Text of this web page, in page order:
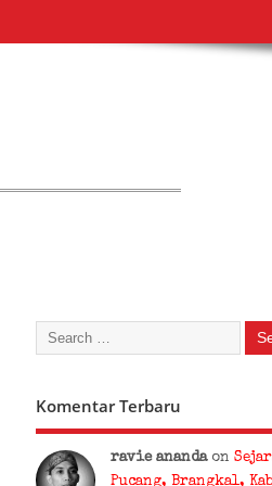
Komentar Terbaru
ravie ananda on
Pucang, Brangkal,